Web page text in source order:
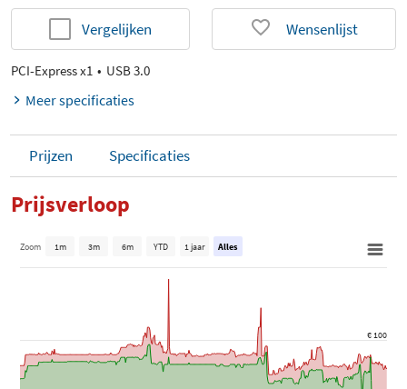
Vergelijken Wensenlijst
PCI-Express x1 USB 3.0
Meer specificaties
Prijzen Specificaties
Prijsverloop
€ 100
Zoom 1m 3m 6m YTD 1 jaar Alles